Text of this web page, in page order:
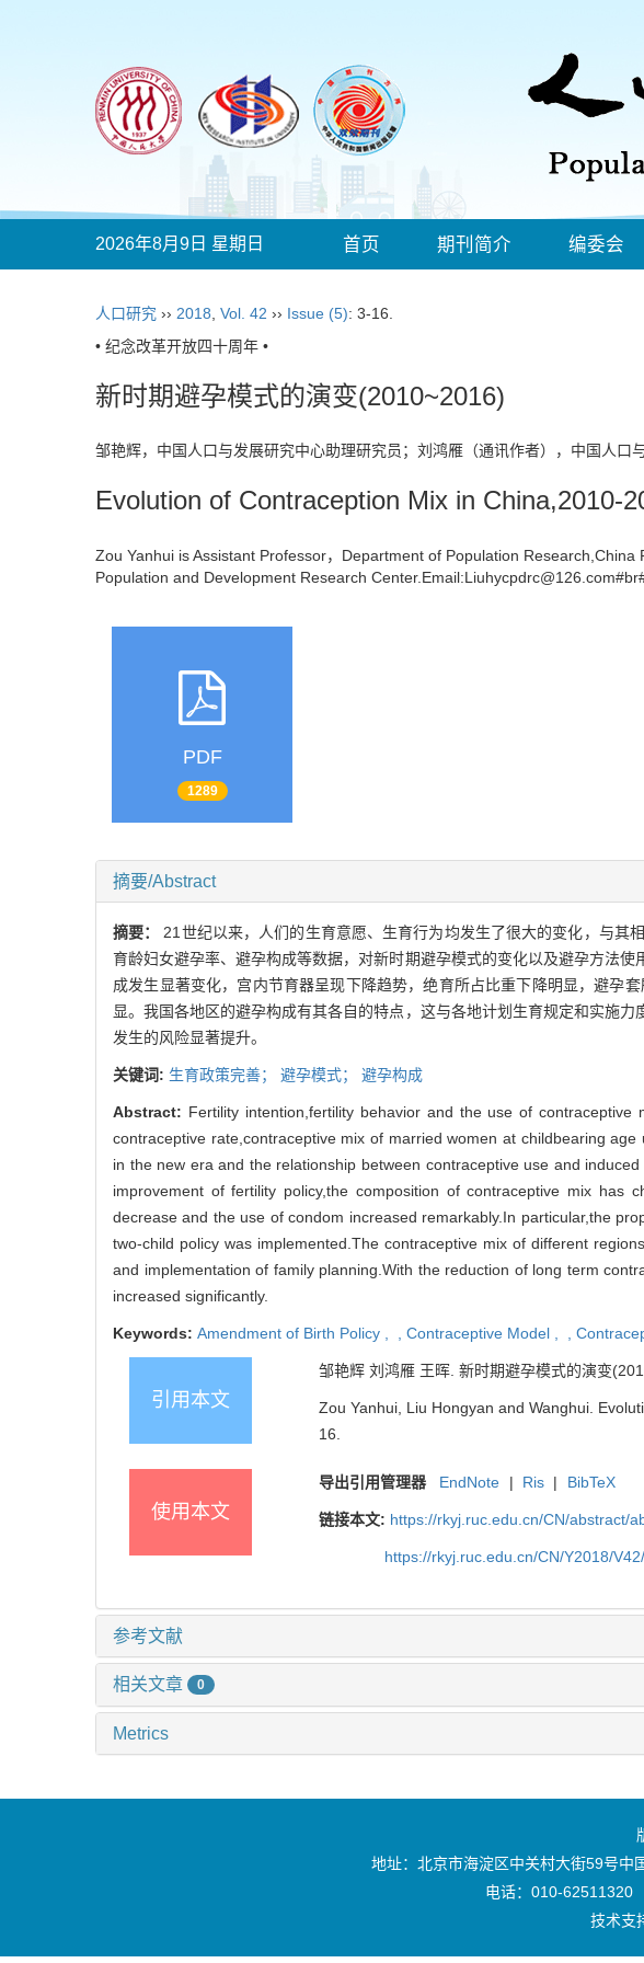
2026年8月9日 星期日 首页 期刊简介 编委会
人口研究 ›› 2018 Vol. 42 ›› Issue (5): 3-16.
• 纪念改革开放四十周年 •
新时期避孕模式的演变(2010~2016)
邹艳辉，中国人口与发展研究中心助理研究员；刘鸿雁（通讯作者），中国人
Evolution of Contraception Mix in China,2010-
Zou Yanhui is Assistant Professor，Department of Population
Population and Development Research
PDF
1289
摘要/Abstract
摘要：
21世纪以来，人们的生育意愿、生育行为均发生了很大的变化，与
育龄妇女避孕率、避孕构成等数据，对新时期避孕模式的变化以及避孕方法
成发生显著变化，宫内节育器呈现下降趋势，绝育所占比重下降明显，避孕
显。我国各地区的避孕构成有其各自的特点，这与各地计划生育规定和实施
发生的风险显著提升。
关键词: 生育政策完善； 避孕模式； 避孕构成
Abstract: Fertility intention,fertility behavior and the use of
contraceptive rate,contraceptive mix of married women at childbearing
in the new era and the relationship between contraceptive use and
improvement of fertility policy,the composition of contraceptive mix has
decrease and the use of condom increased remarkably.In particular,the
two-child policy was implemented.The contraceptive mix of different
and implementation of family planning.With the reduction of long term
increased significantly.
Keywords: Amendment of Birth Policy , Contraceptive Model ,
引用本文
邹艳辉 刘鸿雁 王晖. 新时期避孕模式的演变
Zou Yanhui, Liu Hongyan and Wanghui.
16.
使用本文
导出引用管理器 EndNote | Ris | BibTeX
链接本文: https://rkyj.ruc.edu.cn/CN/abstract/
https://rkyj.ruc.edu.cn/CN/Y2018/
参考文献
相关文章 0
Metrics
地址：北京市海淀区中关村大街59号
电话：010-
技术支